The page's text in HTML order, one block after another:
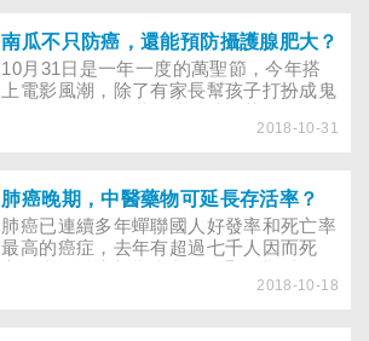
身體是否處在慢性發炎的狀態呢？
南瓜不只防癌，還能預防攝護腺肥大？
10月31日是一年一度的萬聖節，今年搭
上電影風潮，除了有家長幫孩子打扮成鬼
LOGO等搞怪造型，吸睛度十足。不過，
可以用來做燈籠，還是個營養價值很高的
食材！到底吃南瓜有哪些健康好處？哪些
人不建議食用呢？
2018-10-31
肺癌晚期，中醫藥物可延長存活率？
肺癌已連續多年蟬聯國人好發率和死亡率
最高的癌症，去年有超過七千人因而死
現早治療，因此國內超過7成的患者發現
2018-10-18